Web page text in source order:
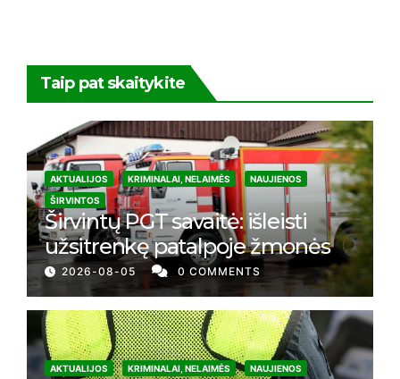
Taip pat skaitykite
AKTUALIJOS KRIMINALAI, NELAIMĖS
NAUJIENOS
ŠIRVINTOS
Širvintų PGT savaitė: išleisti
užsitrenkę patalpoje žmonės
2026-08-05 0 COMMENTS
AKTUALIJOS KRIMINALAI, NELAIMĖS
NAUJIENOS